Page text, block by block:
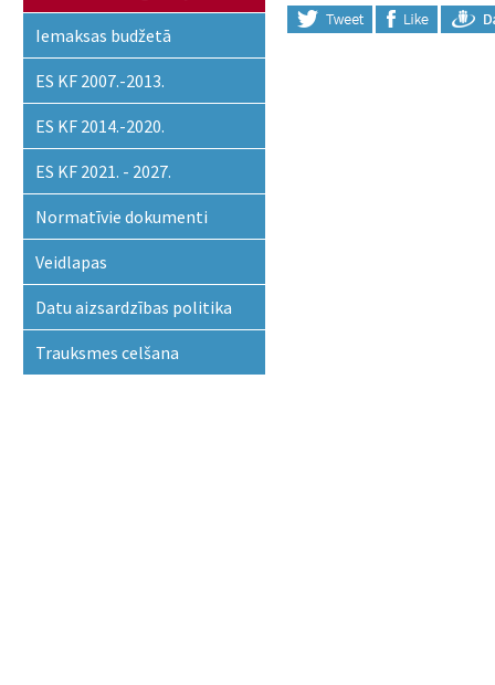
Iemaksas budžetā
ES KF 2007.-2013.
ES KF 2014.-2020.
ES KF 2021. - 2027.
Normatīvie dokumenti
Veidlapas
Datu aizsardzības politika
Trauksmes celšana